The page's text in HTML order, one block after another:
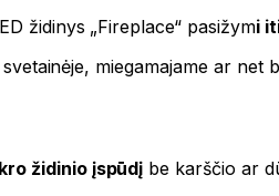
židinys „Fireplace“ pasižymi
miegamajame ar
židinio įspūdį be karščio ar